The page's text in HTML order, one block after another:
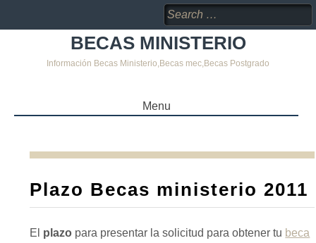
Search
for:
BECAS MINISTERIO
Información Becas Ministerio,Becas mec,Becas Postgrado
Menu
CONTENT
Plazo Becas ministerio 2011
El plazo para presentar la solicitud para obtener tu beca